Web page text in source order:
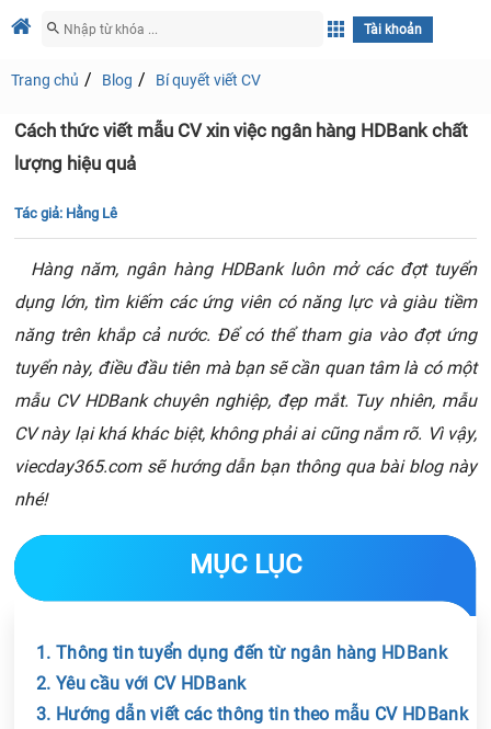
Tài khoản
Trang chủ Blog Bí quyết viết CV
Cách thức viết mẫu CV xin việc ngân hàng HDBank chất
lượng hiệu quả
Tác giả: Hằng Lê
Hàng năm, ngân hàng HDBank luôn mở các đợt tuyển
dụng lớn, tìm kiếm các ứng viên có năng lực và giàu tiềm
năng trên khắp cả nước. Để có thể tham gia vào đợt ứng
tuyển này, điều đầu tiên mà bạn sẽ cần quan tâm là có một
mẫu CV HDBank chuyên nghiệp, đẹp mắt. Tuy nhiên, mẫu
CV này lại khá khác biệt, không phải ai cũng nắm rõ. Vì vậy,
viecday365.com sẽ hướng dẫn bạn thông qua bài blog này
nhé!
MỤC LỤC
1. Thông tin tuyển dụng đến từ ngân hàng HDBank
2. Yêu cầu với CV HDBank
3. Hướng dẫn viết các thông tin theo mẫu CV HDBank